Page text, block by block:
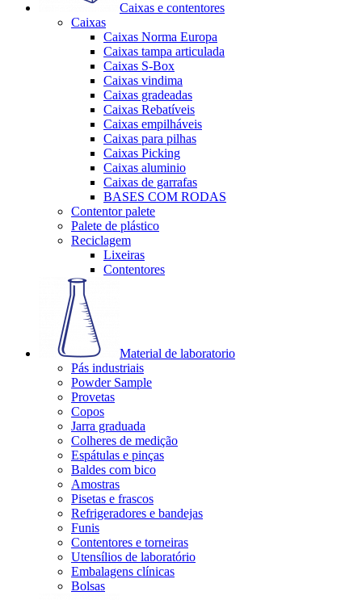
Caixas e contentores
Caixas
Caixas Norma Europa
Caixas tampa articulada
Caixas S-Box
Caixas vindima
Caixas gradeadas
Caixas Rebatíveis
Caixas empilháveis
Caixas para pilhas
Caixas Picking
Caixas aluminio
Caixas de garrafas
BASES COM RODAS
Contentor palete
Palete de plástico
Reciclagem
Lixeiras
Contentores
Material de laboratorio
Pás industriais
Powder Sample
Provetas
Copos
Jarra graduada
Colheres de medição
Espátulas e pinças
Baldes com bico
Amostras
Pisetas e frascos
Refrigeradores e bandejas
Funis
Contentores e torneiras
Utensílios de laboratório
Embalagens clínicas
Bolsas